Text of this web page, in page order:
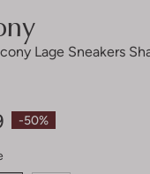
Lage Sneakers
-50%